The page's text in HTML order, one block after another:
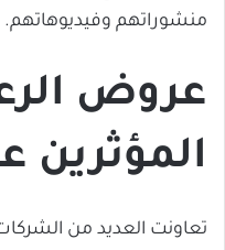
منشوراتهم وفيديوهاتهم.
عروض
المؤثرين
تعاونت العديد من